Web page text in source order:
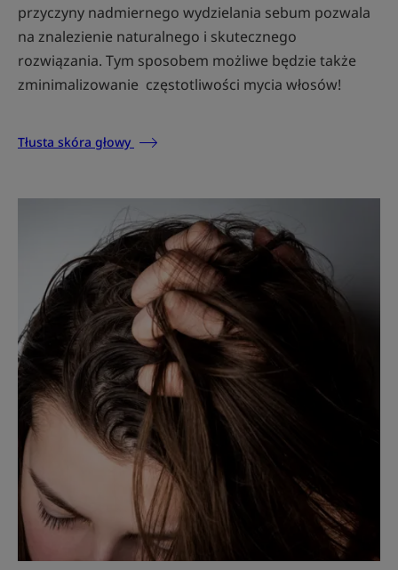
przyczyny nadmiernego wydzielania sebum pozwala
na znalezienie naturalnego i skutecznego
rozwiązania. Tym sposobem możliwe będzie także
zminimalizowanie częstotliwości mycia włosów!
Tłusta skóra głowy